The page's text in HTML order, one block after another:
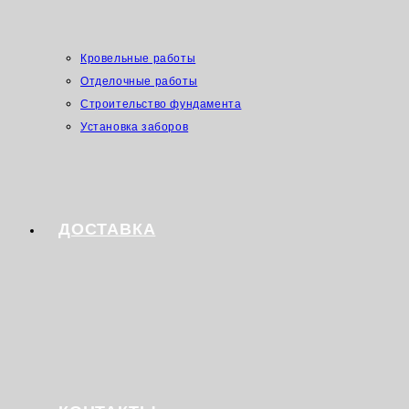
Кровельные работы
Отделочные работы
Строительство фундамента
Установка заборов
ДОСТАВКА